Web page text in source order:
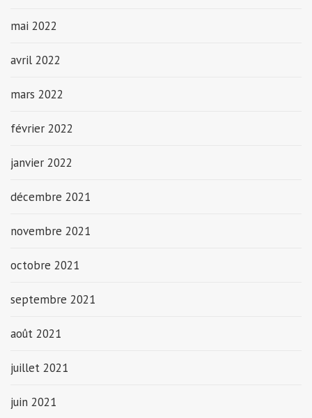
mai 2022
avril 2022
mars 2022
février 2022
janvier 2022
décembre 2021
novembre 2021
octobre 2021
septembre 2021
août 2021
juillet 2021
juin 2021